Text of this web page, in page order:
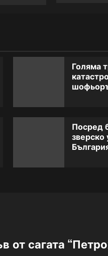
Голяма
Посред
зверско
сагата